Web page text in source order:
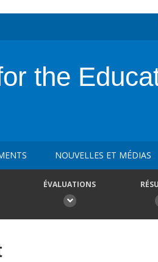
the
NOUVELLES ET MÉDIAS
ÉVALUATIONS